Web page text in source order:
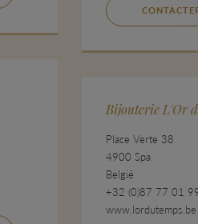
Bijouterie L'Or
Place Verte 38
4900 Spa
België
+32 (0)87 77 01
www.lordutemps.be